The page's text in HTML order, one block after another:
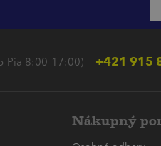
Pia 8:00-17:00) +421 915
Nákupný